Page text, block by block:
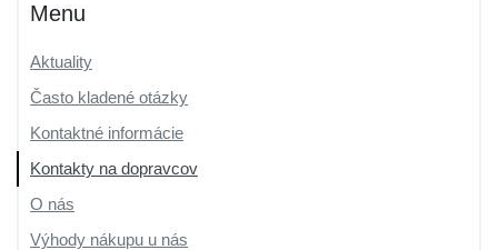
Menu
Aktuality
Často kladené otázky
Kontaktné informácie
Kontakty na dopravcov
O nás
Výhody nákupu u nás